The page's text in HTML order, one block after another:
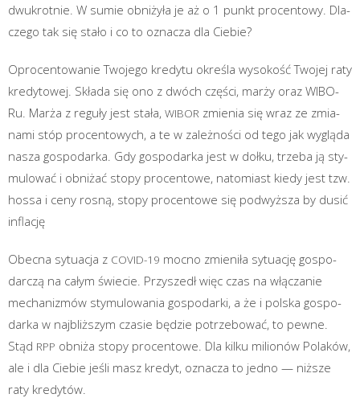
dwu­krot­nie. W sumie obni­ży­ła je aż o 1 punkt pro­cen­to­wy. Dla­
cze­go tak się sta­ło i co to ozna­cza dla Ciebie?
Opro­cen­to­wa­nie Two­je­go kre­dy­tu okre­śla wyso­kość Two­jej raty
kre­dy­to­wej. Skła­da się ono z dwóch czę­ści, mar­ży oraz WIBO­
Ru. Mar­ża z regu­ły jest sta­ła, WIBOR zmie­nia się wraz ze zmia­
na­mi stóp pro­cen­to­wych, a te w zależ­no­ści od tego jak wyglą­da
nasza gospo­dar­ka. Gdy gospo­dar­ka jest w doł­ku, trze­ba ją sty­
mu­lo­wać i obni­żać sto­py pro­cen­to­we, nato­miast kie­dy jest tzw.
hos­sa i ceny rosną, sto­py pro­cen­to­we się pod­wyż­sza by dusić
inflację
Obec­na sytu­acja z COVID-19 moc­no zmie­ni­ła sytu­ację gospo­
dar­czą na całym świe­cie. Przy­szedł więc czas na włą­cza­nie
mecha­ni­zmów sty­mu­lo­wa­nia gospo­dar­ki, a że i pol­ska gospo­
dar­ka w naj­bliż­szym cza­sie będzie potrze­bo­wać, to pew­ne.
Stąd RPP obni­ża sto­py pro­cen­to­we. Dla kil­ku milio­nów Pola­ków,
ale i dla Cie­bie jeśli masz kre­dyt, ozna­cza to jed­no — niż­sze
raty kredytów.